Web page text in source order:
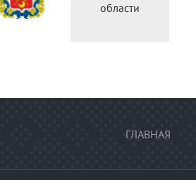
области
ГЛАВНАЯ